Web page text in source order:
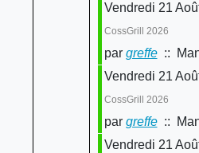
Vendredi 21
CossGrill 2026
par greffe::
Vendredi 21
CossGrill 2026
par greffe::
Vendredi 21